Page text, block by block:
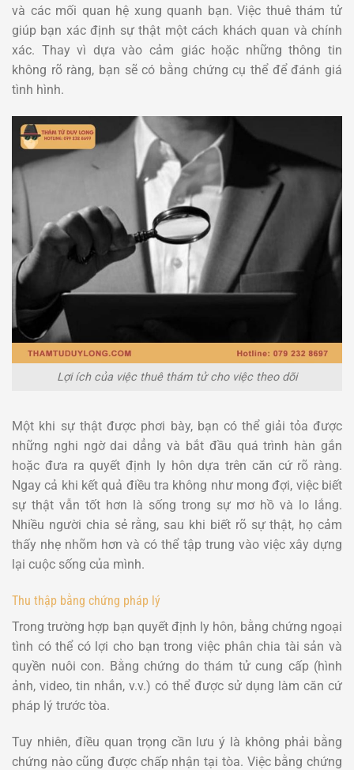
và các mối quan hệ xung quanh bạn. Việc thuê thám tử
giúp bạn xác định sự thật một cách khách quan và chính
xác. Thay vì dựa vào cảm giác hoặc những thông tin
không rõ ràng, bạn sẽ có bằng chứng cụ thể để đánh giá
tình hình.
Lợi ích của việc thuê thám tử cho việc theo dõi
Một khi sự thật được phơi bày, bạn có thể giải tỏa được
những nghi ngờ dai dẳng và bắt đầu quá trình hàn gắn
hoặc đưa ra quyết định ly hôn dựa trên căn cứ rõ ràng.
Ngay cả khi kết quả điều tra không như mong đợi, việc biết
sự thật vẫn tốt hơn là sống trong sự mơ hồ và lo lắng.
Nhiều người chia sẻ rằng, sau khi biết rõ sự thật, họ cảm
thấy nhẹ nhõm hơn và có thể tập trung vào việc xây dựng
lại cuộc sống của mình.
Thu thập bằng chứng pháp lý
Trong trường hợp bạn quyết định ly hôn, bằng chứng ngoại
tình có thể có lợi cho bạn trong việc phân chia tài sản và
quyền nuôi con. Bằng chứng do thám tử cung cấp (hình
ảnh, video, tin nhắn, v.v.) có thể được sử dụng làm căn cứ
pháp lý trước tòa.
Tuy nhiên, điều quan trọng cần lưu ý là không phải bằng
chứng nào cũng được chấp nhận tại tòa. Việc bằng chứng